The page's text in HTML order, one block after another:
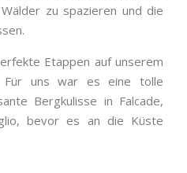
zu spazieren und die
Etappen auf unserem
Für uns war es eine tolle
Bergkulisse in Falcade,
bevor es an die Küste